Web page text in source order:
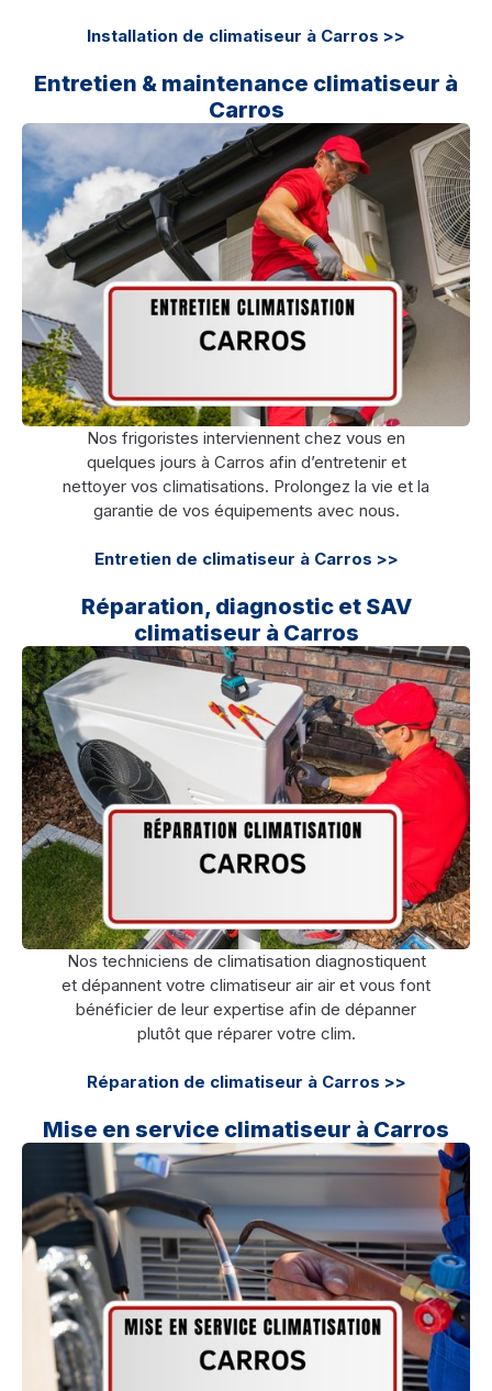
Installation de climatiseur à Carros >>
Entretien & maintenance climatiseur à
Carros
Nos frigoristes interviennent chez vous en
quelques jours à Carros afin d’entretenir et
nettoyer vos climatisations. Prolongez la vie et la
garantie de vos équipements avec nous.
Entretien de climatiseur à Carros >>
Réparation, diagnostic et SAV
climatiseur à Carros
Nos techniciens de climatisation diagnostiquent
et dépannent votre climatiseur air air et vous font
bénéficier de leur expertise afin de dépanner
plutôt que réparer votre clim.
Réparation de climatiseur à Carros >>
Mise en service climatiseur à Carros